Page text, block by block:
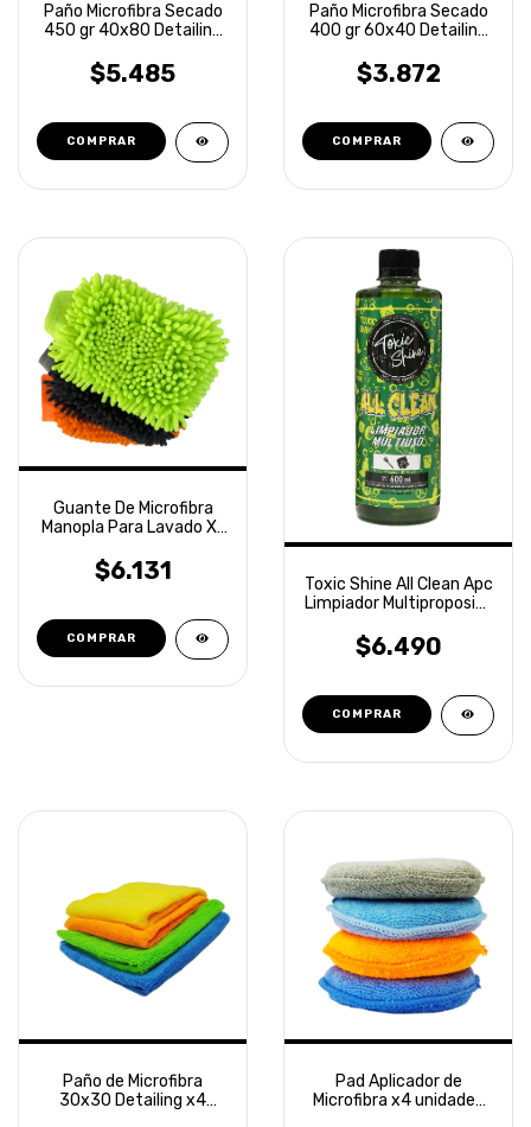
Paño Microfibra Secado
450 gr 40x80 Detailing
$5.485
Paño Microfibra Secado
400 gr 60x40 Detailing
$3.872
Guante De Microfibra
Manopla Para Lavado XL
$6.131
Toxic Shine All Clean Apc
Limpiador Multiproposito
$6.490
Paño de Microfibra
30x30 Detailing x4
Pad Aplicador de
Microfibra x4 unidades